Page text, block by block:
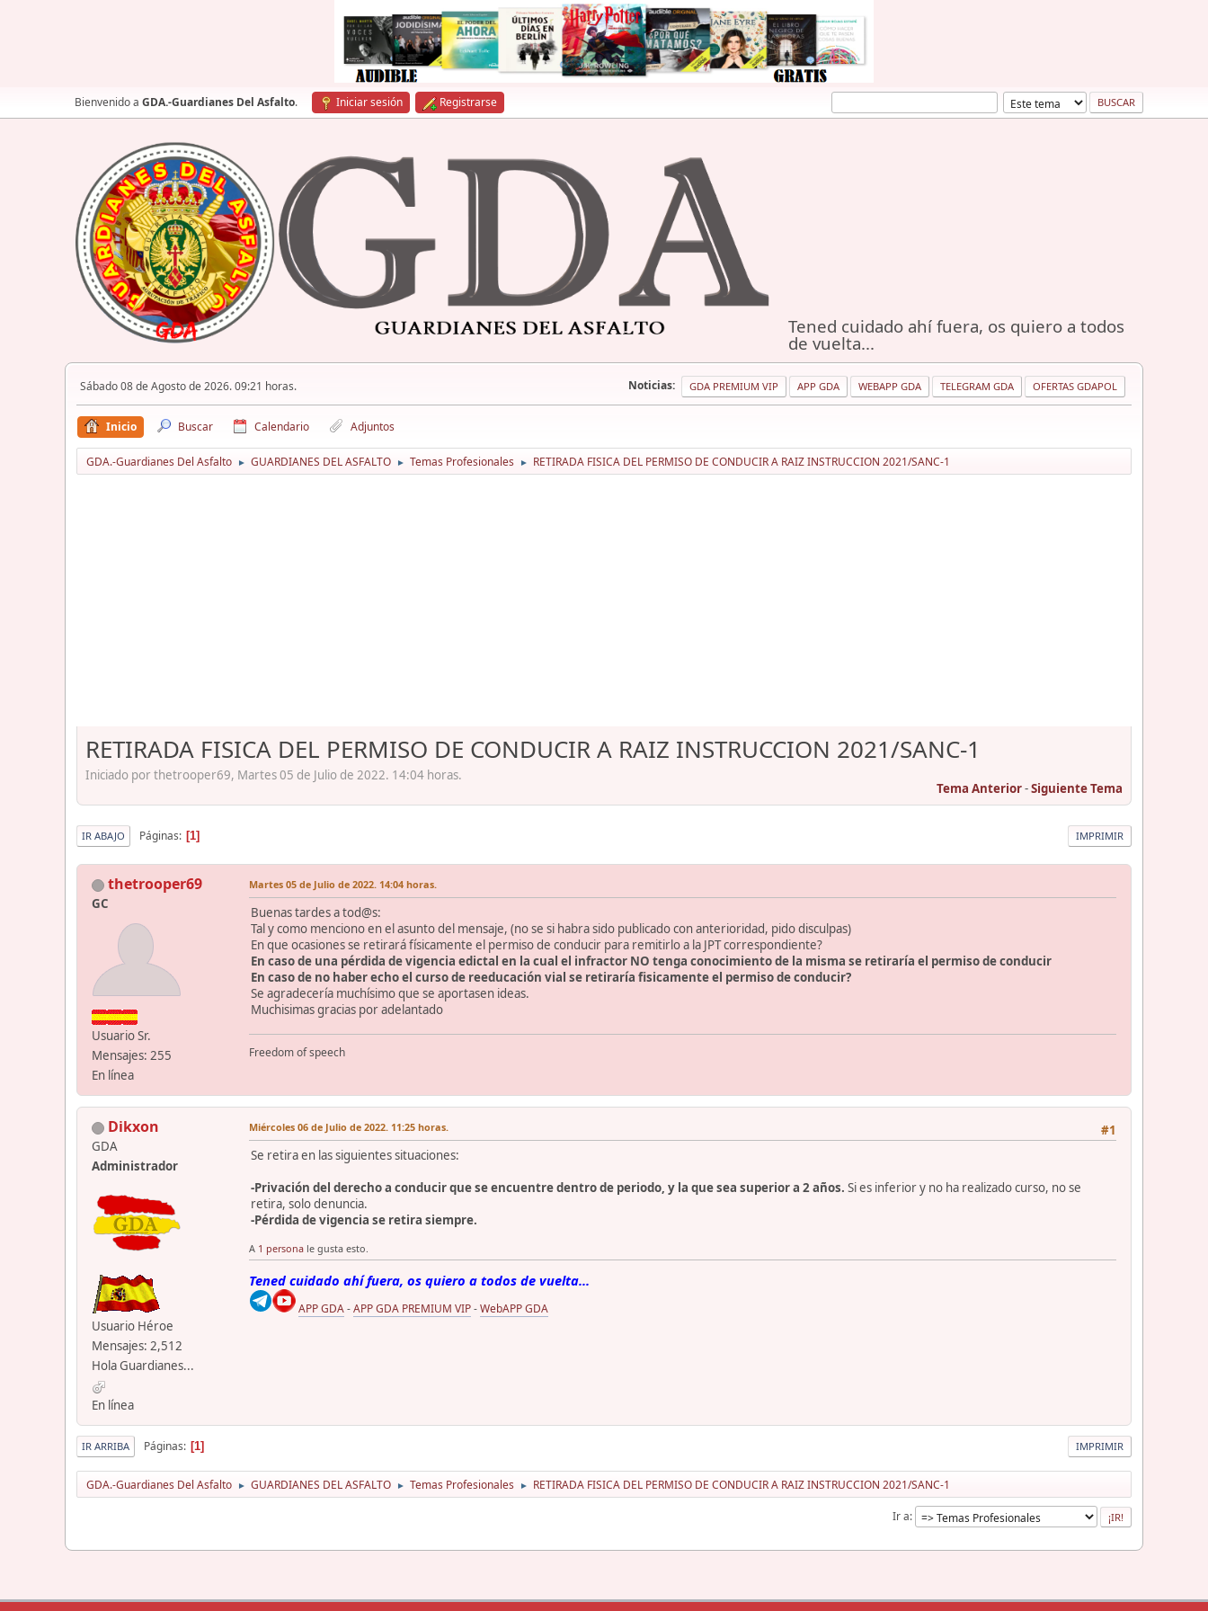
Bienvenido a GDA.-Guardianes Del Asfalto. Iniciar sesión Registrarse
Tened cuidado ahí fuera, os quiero a todos
de vuelta...
Sábado 08 de Agosto de 2026. 09:21 horas. Noticias: GDA PREMIUM VIP APP GDA WEBAPP GDA TELEGRAM GDA OFERTAS GDAPOL
Inicio Buscar Calendario Adjuntos
GDA.-Guardianes Del Asfalto ► GUARDIANES DEL ASFALTO ► Temas Profesionales ► RETIRADA FISICA DEL PERMISO DE CONDUCIR A RAIZ INSTRUCCION 2021/SANC-1
RETIRADA FISICA DEL PERMISO DE CONDUCIR A RAIZ INSTRUCCION 2021/SANC-1
Iniciado por thetrooper69, Martes 05 de Julio de 2022. 14:04 horas.
Tema Anterior-Siguiente Tema
IMPRIMIR
IR ABAJO Páginas 1
thetrooper69
GC
Usuario Sr.
Mensajes: 255
En línea
Martes 05 de Julio de 2022. 14:04 horas.
Buenas tardes a tod@s:
Tal y como menciono en el asunto del mensaje, (no se si habra sido publicado con anterioridad, pido disculpas)
En que ocasiones se retirará físicamente el permiso de conducir para remitirlo a la JPT correspondiente?
En caso de una pérdida de vigencia edictal en la cual el infractor NO tenga conocimiento de la misma se retiraría el permiso de conducir
En caso de no haber echo el curso de reeducación vial se retiraría fisicamente el permiso de conducir?
Se agradecería muchísimo que se aportasen ideas.
Muchisimas gracias por adelantado
Freedom of speech
Dikxon
GDA
Administrador
Usuario Héroe
Mensajes: 2,512
Hola Guardianes...
En línea
#1
Miércoles 06 de Julio de 2022. 11:25 horas.
Se retira en las siguientes situaciones:
-Privación del derecho a conducir que se encuentre dentro de periodo, y la que sea superior a 2 años. Si es inferior y no ha realizado curso, no se
retira, solo denuncia.
-Pérdida de vigencia se retira siempre.
A 1 persona le gusta esto.
Tened cuidado ahí fuera, os quiero a todos de vuelta...
APP GDA-APP GDA PREMIUM VIP-WebAPP GDA
IMPRIMIR
IR ARRIBA Páginas 1
GDA.-Guardianes Del Asfalto ► GUARDIANES DEL ASFALTO ► Temas Profesionales ► RETIRADA FISICA DEL PERMISO DE CONDUCIR A RAIZ INSTRUCCION 2021/SANC-1
Ir a